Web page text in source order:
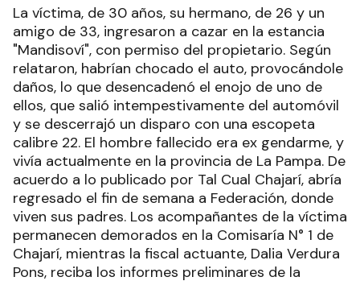
La víctima, de 30 años, su hermano, de 26 y un
amigo de 33, ingresaron a cazar en la estancia
"Mandisoví", con permiso del propietario. Según
relataron, habrían chocado el auto, provocándole
daños, lo que desencadenó el enojo de uno de
ellos, que salió intempestivamente del automóvil
y se descerrajó un disparo con una escopeta
calibre 22. El hombre fallecido era ex gendarme, y
vivía actualmente en la provincia de La Pampa. De
acuerdo a lo publicado por Tal Cual Chajarí, abría
regresado el fin de semana a Federación, donde
viven sus padres. Los acompañantes de la víctima
permanecen demorados en la Comisaría N° 1 de
Chajarí, mientras la fiscal actuante, Dalia Verdura
Pons, reciba los informes preliminares de la